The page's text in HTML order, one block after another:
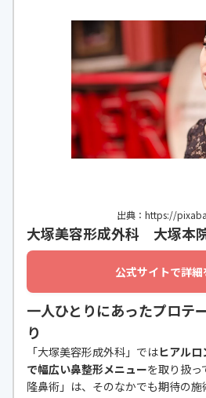
出典：https://
大塚美容形成外科 大塚本
公式サイトで詳細
一人ひとりにあったプロテ
り
「大塚美容形成外科」ではヒアル
で幅広い鼻整形メニューを取り扱っ
隆鼻術」は、そのなかでも期待の施